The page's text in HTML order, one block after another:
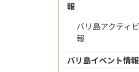
報
バリ島アクティ
報
バリ島イベント情報